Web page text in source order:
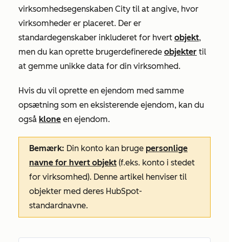
virksomhedsegenskaben City til at angive, hvor
virksomheder er placeret. Der er
standardegenskaber inkluderet for hvert objekt,
men du kan oprette brugerdefinerede objekter til
at gemme unikke data for din virksomhed.
Hvis du vil oprette en ejendom med samme
opsætning som en eksisterende ejendom, kan du
også klone en ejendom.
Bemærk: Din konto kan bruge personlige
navne for hvert objekt (f.eks. konto i stedet
for virksomhed). Denne artikel henviser til
objekter med deres HubSpot-
standardnavne.